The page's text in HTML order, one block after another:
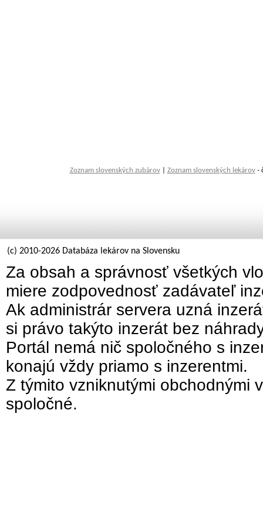
Zoznam slovenských zubárov| Zoznam slovenských lekárov-
(c) 2010-2026 Databáza lekárov na Slovensku
Za obsah a správnosť všetkých
miere zodpovednosť zadávateľ
Ak administrár servera uzná
si právo takýto inzerát bez
Portál nemá nič spoločného s
konajú vždy priamo s inzerentmi.
Z týmito vzniknutými obchodnými
spoločné.